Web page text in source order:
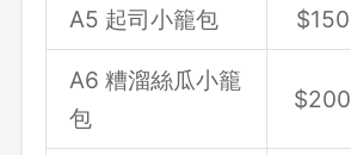
A5 起司小籠包 $150
A6 糟溜絲瓜小籠
包
$200